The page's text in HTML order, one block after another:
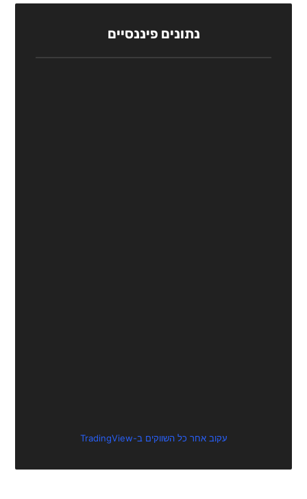
נתונים פיננסיים
עקוב אחר כל השווקים ב-TradingView